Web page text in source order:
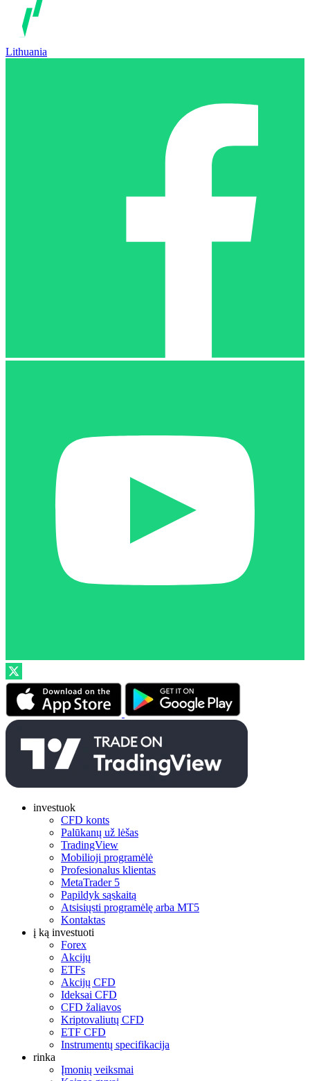
Lithuania
investuok
CFD konts
Palūkanų už lėšas
TradingView
Mobilioji programėlė
Profesionalus klientas
MetaTrader 5
Papildyk sąskaitą
Atsisiųsti programėlę arba MT5
Kontaktas
į ką investuoti
Forex
Akcijų
ETFs
Akcijų CFD
Ideksai CFD
CFD žaliavos
Kriptovaliutų CFD
ETF CFD
Instrumentų specifikacija
rinka
Įmonių veiksmai